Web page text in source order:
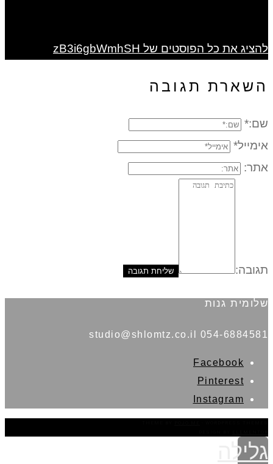
להציג את כל הפוסטים של zB3i6gbWmhSH
השארת תגובה
שם:*
אימייל*
אתר:
תגובה:
שלומית גנות
054-6884581 studio@shlomtz.co.il
Facebook
Pinterest
Instagram
גלילה